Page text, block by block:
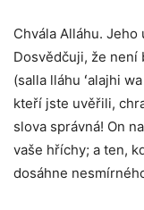
Chvála Alláhu.
Dosvědčuji, že není
(salla lláhu ʻalajhi
kteří jste uvěřili,
slova správná! On
vaše hříchy; a ten,
dosáhne